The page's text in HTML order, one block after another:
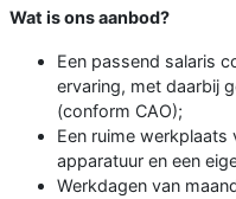
Wat is ons aanbod?
Een passend salaris
ervaring, met daarbij
(conform CAO);
Een ruime
apparatuur en een
Werkdagen van